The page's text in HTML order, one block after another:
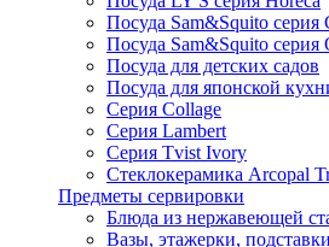
Посуда Sam&Squito серия
Посуда Sam&Squito серия
Посуда для детских садов
Посуда для японской
Серия Collage
Серия Lambert
Серия Tvist Ivory
Стеклокерамика Arcopal
Предметы сервировки
Блюда из нержавеющей
Вазы, этажерки, подставки